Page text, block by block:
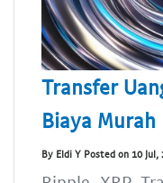
Transfer
Biaya Murah
By Eldi Y Posted on 10 Jul,